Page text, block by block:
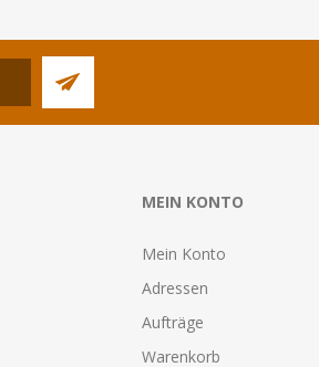
MEIN KONTO
Mein Konto
Adressen
Aufträge
Warenkorb